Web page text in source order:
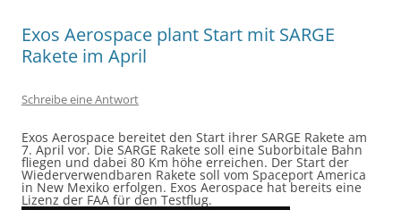
Exos Aerospace plant Start mit SARGE
Rakete im April
Schreibe eine Antwort
Exos Aerospace bereitet den Start ihrer SARGE Rakete am
7. April vor. Die SARGE Rakete soll eine Suborbitale Bahn
fliegen und dabei 80 Km höhe erreichen. Der Start der
Wiederverwendbaren Rakete soll vom Spaceport America
in New Mexiko erfolgen. Exos Aerospace hat bereits eine
Lizenz der FAA für den Testflug.